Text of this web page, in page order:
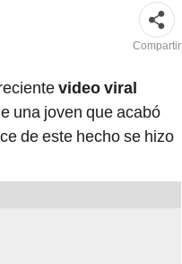
Compartir
video viral
una joven que acabó
de este hecho se hizo